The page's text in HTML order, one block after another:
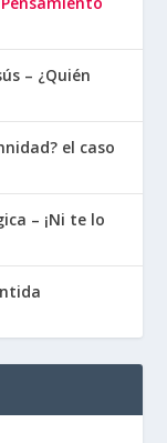
– ¿Quién
el caso
– ¡Ni te lo